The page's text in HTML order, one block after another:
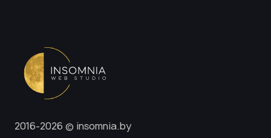
2016-2026 © insomnia.by